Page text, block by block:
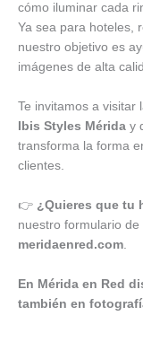
cómo iluminar cada
Ya sea para hoteles,
nuestro objetivo es
imágenes de alta
Te invitamos a visitar
Ibis Styles Mérida y
transforma la forma
clientes.
👉 ¿Quieres que tu
nuestro formulario
meridaenred.com
En Mérida en Red
también en